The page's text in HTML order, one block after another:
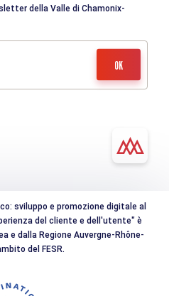
della Valle di Chamonix-
sviluppo e promozione digitale al
del cliente e dell'utente" è
e dalla Regione Auvergne-Rhône-
del FESR.